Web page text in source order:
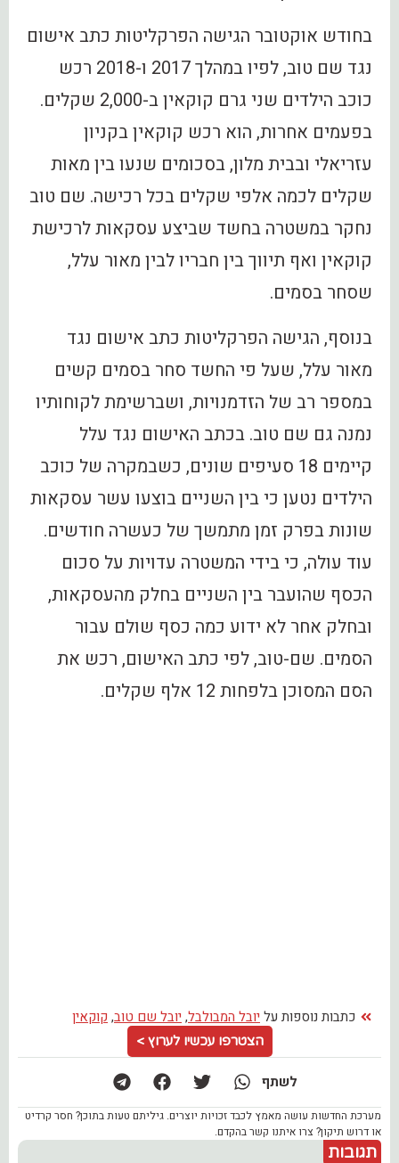
בחודש אוקטובר הגישה הפרקליטות כתב אישום
נגד שם טוב, לפיו במהלך 2017 ו-2018 רכש
כוכב הילדים שני גרם קוקאין ב-2,000 שקלים.
בפעמים אחרות, הוא רכש קוקאין בקניון
עזריאלי ובבית מלון, בסכומים שנעו בין מאות
שקלים לכמה אלפי שקלים בכל רכישה. שם טוב
נחקר במשטרה בחשד שביצע עסקאות לרכישת
קוקאין ואף תיווך בין חבריו לבין מאור עלל,
שסחר בסמים.
בנוסף, הגישה הפרקליטות כתב אישום נגד
מאור עלל, שעל פי החשד סחר בסמים קשים
במספר רב של הזדמנויות, ושברשימת לקוחותיו
נמנה גם שם טוב. בכתב האישום נגד עלל
קיימים 18 סעיפים שונים, כשבמקרה של כוכב
הילדים נטען כי בין השניים בוצעו עשר עסקאות
שונות בפרק זמן מתמשך של כעשרה חודשים.
עוד עולה, כי בידי המשטרה עדויות על סכום
הכסף שהועבר בין השניים בחלק מהעסקאות,
ובחלק אחר לא ידוע כמה כסף שולם עבור
הסמים. שם-טוב, לפי כתב האישום, רכש את
הסם המסוכן בלפחות 12 אלף שקלים.
כתבות נוספות על יובל המבולבל, יובל שם טוב, קוקאין
הצטרפו עכשיו לערוץ >
לשתף
מערכת החדשות עושה מאמץ לכבד זכויות יוצרים. גיליתם טעות בתוכן? חסר קרדיט
או דרוש תיקון? צרו איתנו קשר בהקדם.
תגובות